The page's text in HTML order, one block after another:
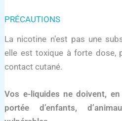
PRÉCAUTIONS
La nicotine n’est pas une
elle est toxique à forte dose,
contact cutané.
Vos e-liquides ne doivent,
portée d’enfants,